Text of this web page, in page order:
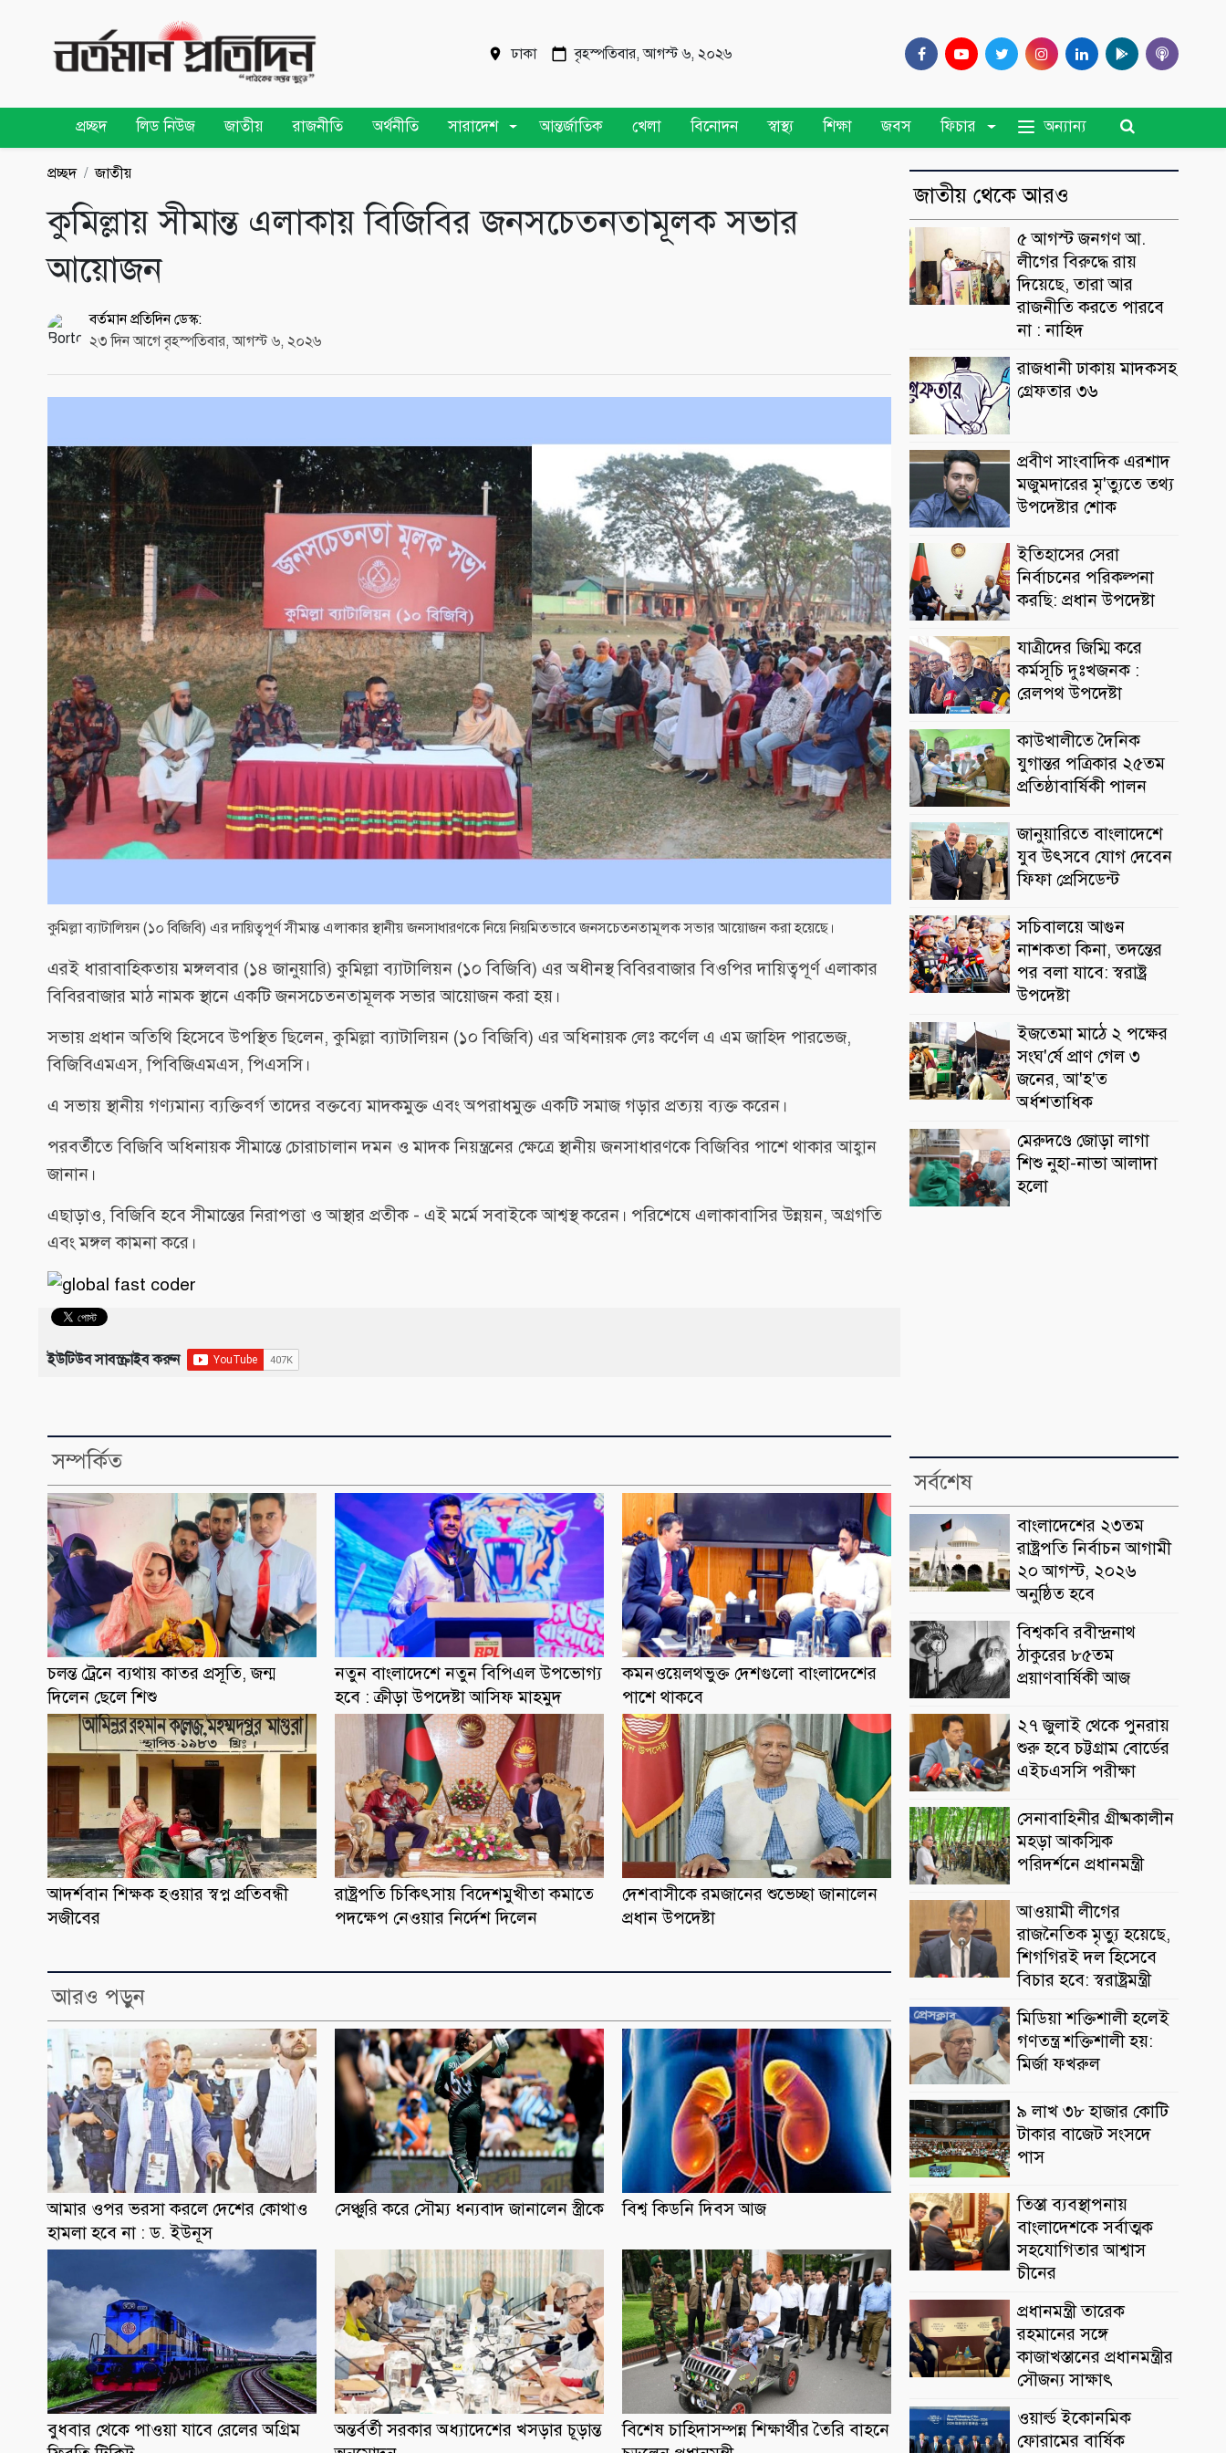
ঢাকা বৃহস্পতিবার, আগস্ট ৬, ২০২৬
প্রচ্ছদ লিড নিউজ জাতীয় রাজনীতি অর্থনীতি সারাদেশ আন্তর্জাতিক খেলা বিনোদন স্বাস্থ্য শিক্ষা জবস ফিচার অন্যান্য
প্রচ্ছদ জাতীয়
কুমিল্লায় সীমান্ত এলাকায় বিজিবির জনসচেতনতামূলক সভার
আয়োজন
বর্তমান প্রতিদিন ডেস্ক:
২৩ দিন আগে বৃহস্পতিবার, আগস্ট ৬, ২০২৬
কুমিল্লা ব্যাটালিয়ন (১০ বিজিবি) এর দায়িত্বপূর্ণ সীমান্ত এলাকার স্থানীয় জনসাধারণকে নিয়ে নিয়মিতভাবে জনসচেতনতামূলক সভার আয়োজন করা হয়েছে।
এরই ধারাবাহিকতায় মঙ্গলবার (১৪ জানুয়ারি) কুমিল্লা ব্যাটালিয়ন (১০ বিজিবি) এর অধীনস্থ বিবিরবাজার বিওপির দায়িত্বপূর্ণ এলাকার
বিবিরবাজার মাঠ নামক স্থানে একটি জনসচেতনতামূলক সভার আয়োজন করা হয়।
সভায় প্রধান অতিথি হিসেবে উপস্থিত ছিলেন, কুমিল্লা ব্যাটালিয়ন (১০ বিজিবি) এর অধিনায়ক লেঃ কর্ণেল এ এম জাহিদ পারভেজ,
বিজিবিএমএস, পিবিজিএমএস, পিএসসি।
এ সভায় স্থানীয় গণ্যমান্য ব্যক্তিবর্গ তাদের বক্তব্যে মাদকমুক্ত এবং অপরাধমুক্ত একটি সমাজ গড়ার প্রত্যয় ব্যক্ত করেন।
পরবর্তীতে বিজিবি অধিনায়ক সীমান্তে চোরাচালান দমন ও মাদক নিয়ন্ত্রনের ক্ষেত্রে স্থানীয় জনসাধারণকে বিজিবির পাশে থাকার আহ্বান
জানান।
এছাড়াও, বিজিবি হবে সীমান্তের নিরাপত্তা ও আস্থার প্রতীক - এই মর্মে সবাইকে আশ্বস্থ করেন। পরিশেষে এলাকাবাসির উন্নয়ন, অগ্রগতি
এবং মঙ্গল কামনা করে।
ইউটিউব সাবস্ক্রাইব করুন
সম্পর্কিত
চলন্ত ট্রেনে ব্যথায় কাতর প্রসূতি, জন্ম
দিলেন ছেলে শিশু
নতুন বাংলাদেশে নতুন বিপিএল উপভোগ্য
হবে : ক্রীড়া উপদেষ্টা আসিফ মাহমুদ
কমনওয়েলথভুক্ত দেশগুলো বাংলাদেশের
পাশে থাকবে
আদর্শবান শিক্ষক হওয়ার স্বপ্ন প্রতিবন্ধী
সজীবের
রাষ্ট্রপতি চিকিৎসায় বিদেশমুখীতা কমাতে
পদক্ষেপ নেওয়ার নির্দেশ দিলেন
দেশবাসীকে রমজানের শুভেচ্ছা জানালেন
প্রধান উপদেষ্টা
আরও পড়ুন
আমার ওপর ভরসা করলে দেশের কোথাও
হামলা হবে না : ড. ইউনূস
সেঞ্চুরি করে সৌম্য ধন্যবাদ জানালেন স্ত্রীকে বিশ্ব কিডনি দিবস আজ
বুধবার থেকে পাওয়া যাবে রেলের অগ্রিম
অন্তর্বর্তী সরকার অধ্যাদেশের খসড়ার চূড়ান্ত
বিশেষ চাহিদাসম্পন্ন শিক্ষার্থীর তৈরি বাহনে
জাতীয় থেকে আরও
৫ আগস্ট জনগণ আ.
লীগের বিরুদ্ধে রায়
দিয়েছে, তারা আর
রাজনীতি করতে পারবে
না : নাহিদ
রাজধানী ঢাকায় মাদকসহ
গ্রেফতার ৩৬
প্রবীণ সাংবাদিক এরশাদ
মজুমদারের মৃ'ত্যুতে তথ্য
উপদেষ্টার শোক
ইতিহাসের সেরা
নির্বাচনের পরিকল্পনা
করছি: প্রধান উপদেষ্টা
যাত্রীদের জিম্মি করে
কর্মসূচি দুঃখজনক :
রেলপথ উপদেষ্টা
কাউখালীতে দৈনিক
যুগান্তর পত্রিকার ২৫তম
প্রতিষ্ঠাবার্ষিকী পালন
জানুয়ারিতে বাংলাদেশে
যুব উৎসবে যোগ দেবেন
ফিফা প্রেসিডেন্ট
সচিবালয়ে আগুন
নাশকতা কিনা, তদন্তের
পর বলা যাবে: স্বরাষ্ট্র
উপদেষ্টা
ইজতেমা মাঠে ২ পক্ষের
সংঘ'র্ষে প্রাণ গেল ৩
জনের, আ'হ'ত
অর্ধশতাধিক
মেরুদণ্ডে জোড়া লাগা
শিশু নুহা-নাভা আলাদা
হলো
সর্বশেষ
বাংলাদেশের ২৩তম
রাষ্ট্রপতি নির্বাচন আগামী
২০ আগস্ট, ২০২৬
অনুষ্ঠিত হবে
বিশ্বকবি রবীন্দ্রনাথ
ঠাকুরের ৮৫তম
প্রয়াণবার্ষিকী আজ
২৭ জুলাই থেকে পুনরায়
শুরু হবে চট্টগ্রাম বোর্ডের
এইচএসসি পরীক্ষা
সেনাবাহিনীর গ্রীষ্মকালীন
মহড়া আকস্মিক
পরিদর্শনে প্রধানমন্ত্রী
আওয়ামী লীগের
রাজনৈতিক মৃত্যু হয়েছে,
শিগগিরই দল হিসেবে
বিচার হবে: স্বরাষ্ট্রমন্ত্রী
মিডিয়া শক্তিশালী হলেই
গণতন্ত্র শক্তিশালী হয়:
মির্জা ফখরুল
৯ লাখ ৩৮ হাজার কোটি
টাকার বাজেট সংসদে
পাস
তিস্তা ব্যবস্থাপনায়
বাংলাদেশকে সর্বাত্মক
সহযোগিতার আশ্বাস
চীনের
প্রধানমন্ত্রী তারেক
রহমানের সঙ্গে
কাজাখস্তানের প্রধানমন্ত্রীর
সৌজন্য সাক্ষাৎ
ওয়ার্ল্ড ইকোনমিক
ফোরামের বার্ষিক